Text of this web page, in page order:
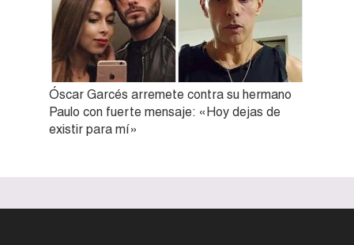
Óscar Garcés arremete contra su hermano
Paulo con fuerte mensaje: «Hoy dejas de
existir para mí»